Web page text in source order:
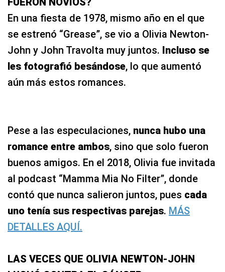
En una fiesta de 1978, mismo año en el que
se estrenó “Grease”, se vio a Olivia Newton-
John y John Travolta muy juntos. Incluso se
les fotografió besándose, lo que aumentó
aún más estos romances.
Pese a las especulaciones, nunca hubo una
romance entre ambos, sino que solo fueron
buenos amigos. En el 2018, Olivia fue invitada
al podcast “Mamma Mia No Filter”, donde
contó que nunca salieron juntos, pues cada
uno tenía sus respectivas parejas. MÁS
DETALLES AQUÍ.
LAS VECES QUE OLIVIA NEWTON-JOHN